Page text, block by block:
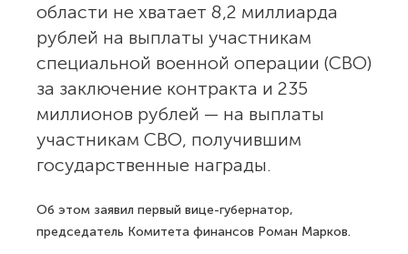
области не хватает 8,2 миллиарда
рублей на выплаты участникам
специальной военной операции (СВО)
за заключение контракта и 235
миллионов рублей — на выплаты
участникам СВО, получившим
государственные награды.
Об этом заявил первый вице-губернатор,
председатель Комитета финансов Роман Марков.